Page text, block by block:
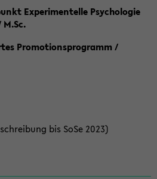
Experimentelle Psychologie
Promotionsprogramm /
bis SoSe 2023)